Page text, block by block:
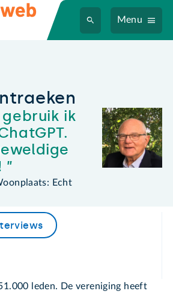
Menu
ik
Echt
leden. De vereniging heeft